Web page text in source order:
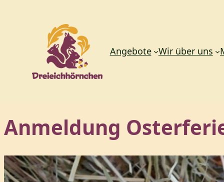
Inhalt
springen
Angebote Wir über uns
Anmeldung